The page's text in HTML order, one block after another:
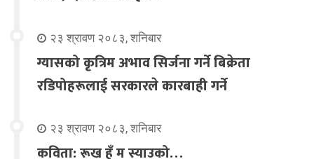
२३ श्रावण २०८३, शनिबार
ग्यासको कृत्रिम अभाव सिर्जना गर्ने बिक्रेता
रडिपोहरूलाई सरकारले कारबाही गर्ने
२३ श्रावण २०८३, शनिबार
कविता: रूख हुँ म स्याउको…